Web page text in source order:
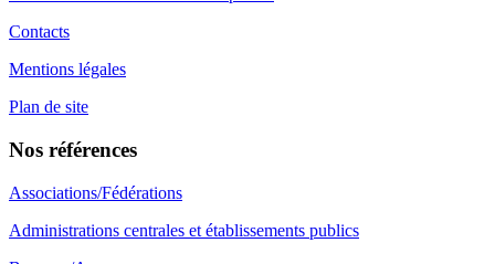
Contacts
Mentions légales
Plan de site
Nos références
Associations/Fédérations
Administrations centrales et établissements publics